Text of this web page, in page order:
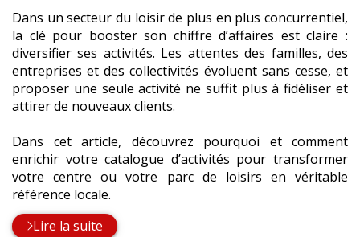
Dans un secteur du loisir de plus en plus concurrentiel,
la clé pour booster son chiffre d’affaires est claire :
diversifier ses activités. Les attentes des familles, des
entreprises et des collectivités évoluent sans cesse, et
proposer une seule activité ne suffit plus à fidéliser et
attirer de nouveaux clients.
Dans cet article, découvrez pourquoi et comment
enrichir votre catalogue d’activités pour transformer
votre centre ou votre parc de loisirs en véritable
référence locale.
Lire la suite